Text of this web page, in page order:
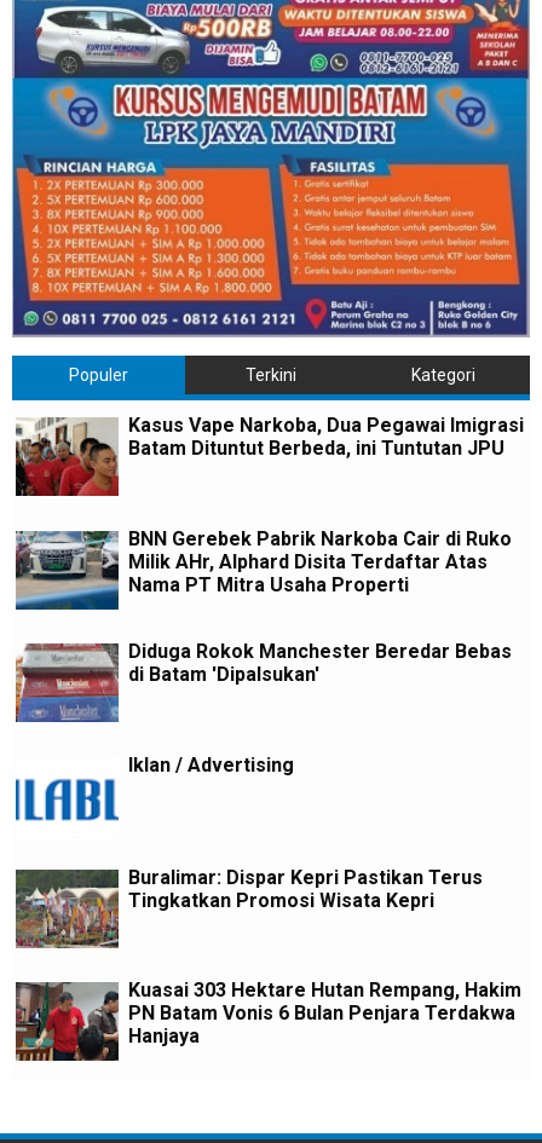
Populer Terkini Kategori
Kasus Vape Narkoba, Dua Pegawai Imigrasi
Batam Dituntut Berbeda, ini Tuntutan JPU
BNN Gerebek Pabrik Narkoba Cair di Ruko
Milik AHr, Alphard Disita Terdaftar Atas
Nama PT Mitra Usaha Properti
Diduga Rokok Manchester Beredar Bebas
di Batam 'Dipalsukan'
Iklan / Advertising
Buralimar: Dispar Kepri Pastikan Terus
Tingkatkan Promosi Wisata Kepri
Kuasai 303 Hektare Hutan Rempang, Hakim
PN Batam Vonis 6 Bulan Penjara Terdakwa
Hanjaya